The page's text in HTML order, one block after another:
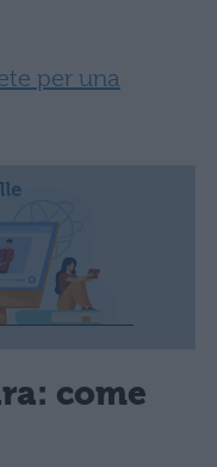
per una
come